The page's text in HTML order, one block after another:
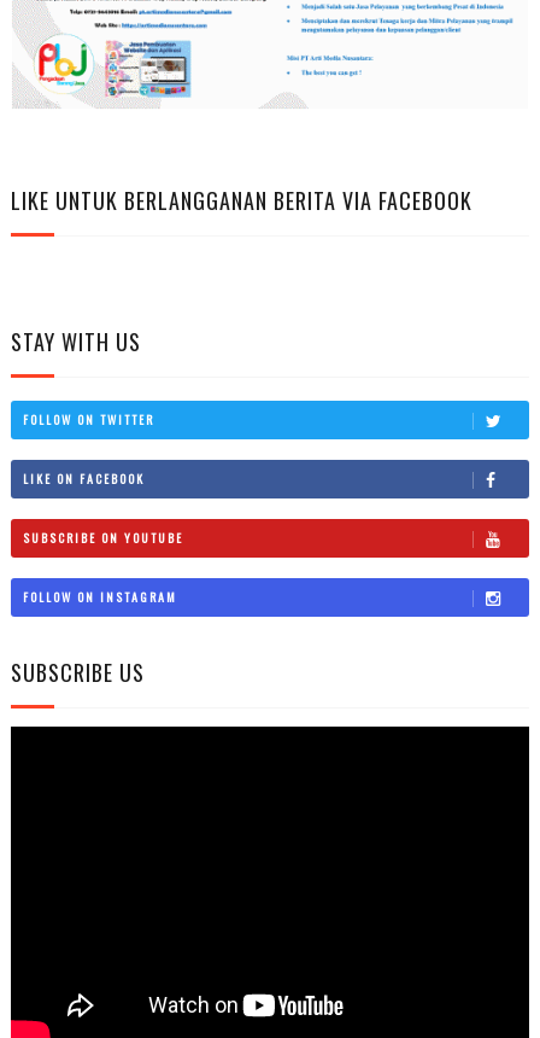
LIKE UNTUK BERLANGGANAN BERITA VIA FACEBOOK
STAY WITH US
FOLLOW ON TWITTER
LIKE ON FACEBOOK
SUBSCRIBE ON YOUTUBE
FOLLOW ON INSTAGRAM
SUBSCRIBE US